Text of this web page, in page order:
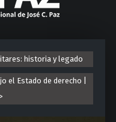
historia y legado
el Estado de derecho |